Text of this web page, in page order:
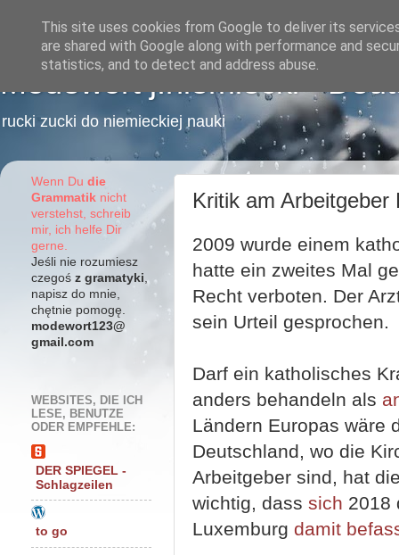
Modewort j.niemiecki -
rucki zucki do niemieckiej nauki
Kritik am Arbeitgeber
2009 wurde einem
hatte ein zweites Mal
Recht verboten. Der
sein Urteil gesprochen.
Darf ein katholisches
anders behandeln als
Ländern Europas wäre
Deutschland, wo die
Arbeitgeber sind, hat
wichtig, dass sich 2018
Luxemburg damit
Wenn Du die
Grammatik nicht
verstehst, schreib
mir, ich helfe Dir
gerne.
Jeśli nie rozumiesz
czegoś z gramatyki
napisz do mnie,
chętnie pomogę.
modewort123@
gmail.com
WEBSITES, DIE ICH
LESE, BENUTZE
ODER EMPFEHLE:
DER SPIEGEL -
Schlagzeilen
to go
This site uses cookies from Google to deliver its
are shared with Google along with performance and
statistics, and to detect and address abuse.